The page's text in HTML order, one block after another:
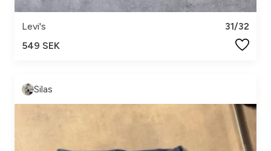
Levi's
31/32
549 SEK
Silas